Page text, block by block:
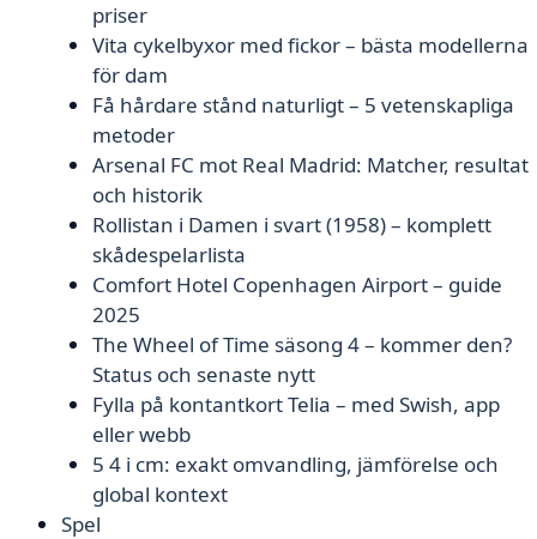
priser
Vita cykelbyxor med fickor – bästa modellerna
för dam
Få hårdare stånd naturligt – 5 vetenskapliga
metoder
Arsenal FC mot Real Madrid: Matcher, resultat
och historik
Rollistan i Damen i svart (1958) – komplett
skådespelarlista
Comfort Hotel Copenhagen Airport – guide
2025
The Wheel of Time säsong 4 – kommer den?
Status och senaste nytt
Fylla på kontantkort Telia – med Swish, app
eller webb
5 4 i cm: exakt omvandling, jämförelse och
global kontext
Spel